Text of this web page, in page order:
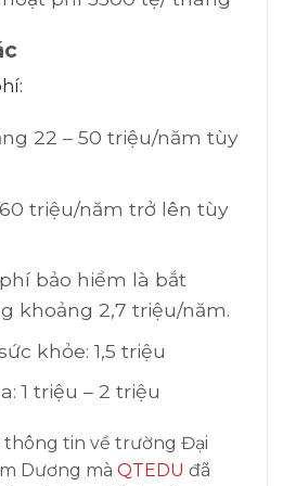
22 – 50 triệu/năm tùy
triệu/năm trở lên tùy
bảo hiểm là bắt
khoảng 2,7 triệu/năm.
khỏe: 1,5 triệu
1 triệu – 2 triệu
thông tin về trường Đại
Dương mà QTEDU đã